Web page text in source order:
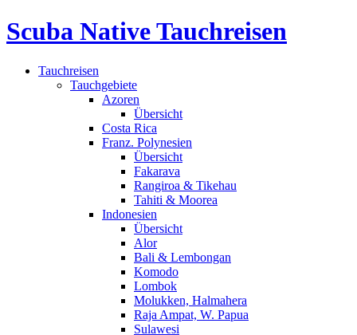
Scuba Native Tauchreisen
Tauchreisen
Tauchgebiete
Azoren
Übersicht
Costa Rica
Franz. Polynesien
Übersicht
Fakarava
Rangiroa & Tikehau
Tahiti & Moorea
Indonesien
Übersicht
Alor
Bali & Lembongan
Komodo
Lombok
Molukken, Halmahera
Raja Ampat, W. Papua
Sulawesi